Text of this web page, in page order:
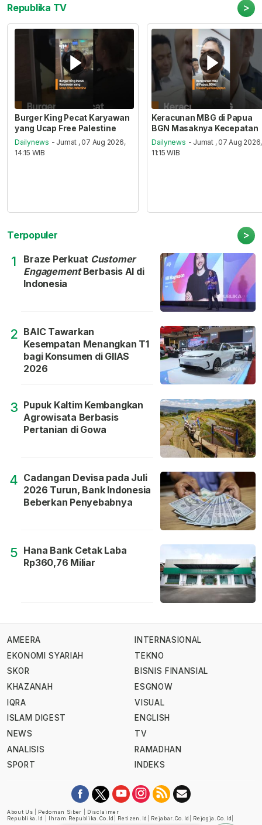
Republika TV >
Burger King Pecat Karyawan
yang Ucap Free Palestine
Dailynews - Jumat , 07 Aug 2026,
14:15 WIB
Keracunan MBG di Papua
BGN Masaknya Kecepatan
Dailynews - Jumat , 07 Aug 2026,
11:15 WIB
Terpopuler >
1 Braze Perkuat Customer
EngagementBerbasis AI di
Indonesia
2 BAIC Tawarkan
Kesempatan Menangkan T1
bagi Konsumen di GIIAS
2026
3 Pupuk Kaltim Kembangkan
Agrowisata Berbasis
Pertanian di Gowa
4 Cadangan Devisa pada Juli
2026 Turun, Bank Indonesia
Beberkan Penyebabnya
5 Hana Bank Cetak Laba
Rp360,76 Miliar
AMEERA
EKONOMI SYARIAH
SKOR
KHAZANAH
IQRA
ISLAM DIGEST
NEWS
ANALISIS
SPORT
INTERNASIONAL
TEKNO
BISNIS FINANSIAL
ESGNOW
VISUAL
ENGLISH
TV
RAMADHAN
INDEKS
About Us Pedoman Siber
Disclaimer
Republika.id
Ihram.republika.co.id Retizen.id Rejabar.co.id Rejogja.co.id